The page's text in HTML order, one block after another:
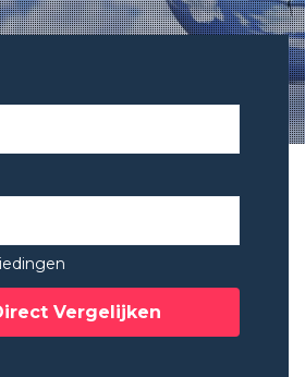
Vergelijken